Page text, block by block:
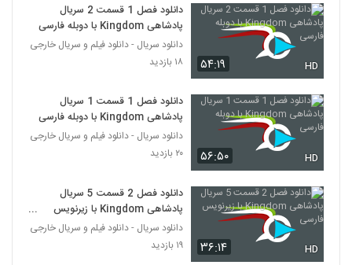
۵۴:۱۹ HD
دانلود فصل 1 قسمت 2 سریال
پادشاهی Kingdom با دوبله فارسی
دانلود سریال - دانلود فیلم و سریال خارجی
۱۸ بازدید
۵۶:۵۰ HD
دانلود فصل 1 قسمت 1 سریال
پادشاهی Kingdom با دوبله فارسی
دانلود سریال - دانلود فیلم و سریال خارجی
۲۰ بازدید
۳۶:۱۴ HD
دانلود فصل 2 قسمت 5 سریال
پادشاهی Kingdom با زیرنویس
فارسی
دانلود سریال - دانلود فیلم و سریال خارجی
۱۹ بازدید